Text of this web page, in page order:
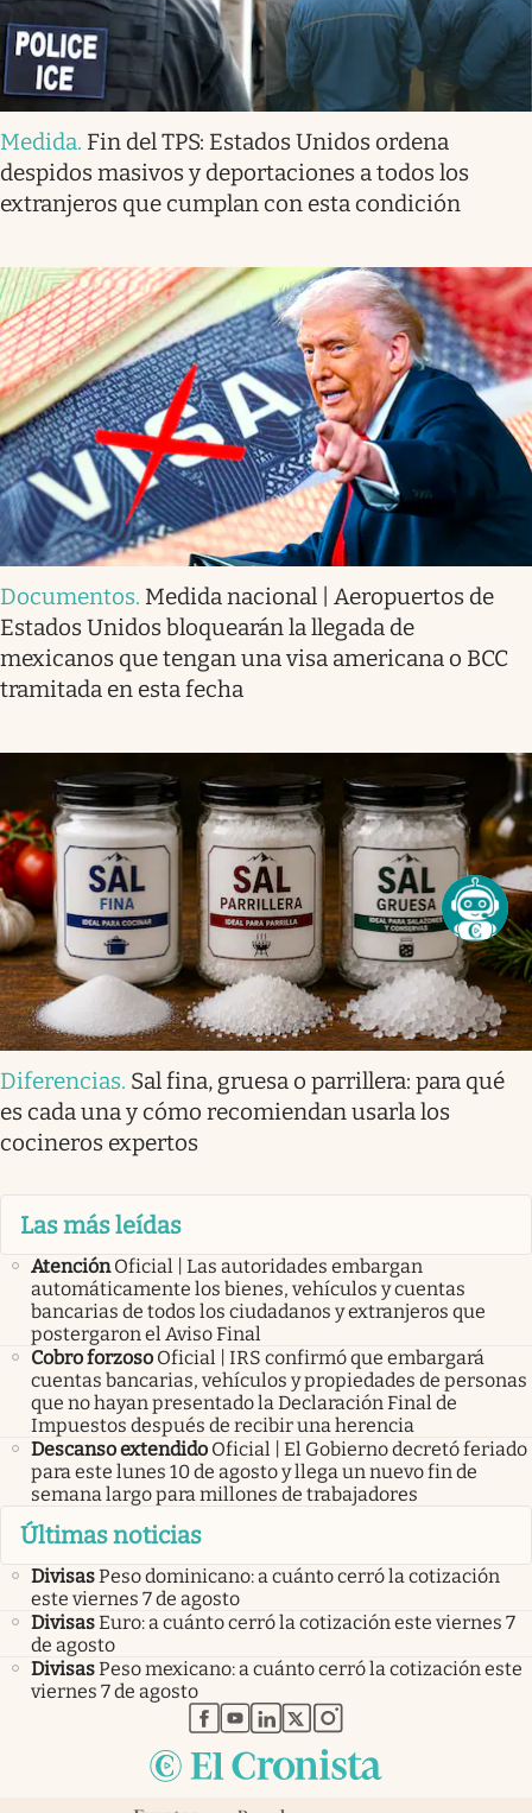
Medida. Fin del TPS: Estados Unidos ordena
despidos masivos y deportaciones a todos los
extranjeros que cumplan con esta condición
Documentos. Medida nacional | Aeropuertos de
Estados Unidos bloquearán la llegada de
mexicanos que tengan una visa americana o BCC
tramitada en esta fecha
Diferencias. Sal fina, gruesa o parrillera: para qué
es cada una y cómo recomiendan usarla los
cocineros expertos
Las más leídas
Atención Oficial | Las autoridades embargan
automáticamente los bienes, vehículos y cuentas
bancarias de todos los ciudadanos y extranjeros que
postergaron el Aviso Final
Cobro forzoso Oficial | IRS confirmó que embargará
cuentas bancarias, vehículos y propiedades de personas
que no hayan presentado la Declaración Final de
Impuestos después de recibir una herencia
Descanso extendido Oficial | El Gobierno decretó feriado
para este lunes 10 de agosto y llega un nuevo fin de
semana largo para millones de trabajadores
Últimas noticias
DivisasPeso dominicano: a cuánto cerró la cotización
este viernes 7 de agosto
DivisasEuro: a cuánto cerró la cotización este viernes 7
de agosto
DivisasPeso mexicano: a cuánto cerró la cotización este
viernes 7 de agosto
abre en nueva pestaña
abre en nueva pestaña
abre en nueva pestaña
abre en nueva pestaña
abre en nueva pestaña